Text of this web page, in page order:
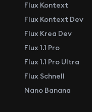
Flux Kontext
Flux Kontext Dev
Flux Krea Dev
Flux 1.1 Pro
Flux 1.1 Pro Ultra
Flux Schnell
Nano Banana